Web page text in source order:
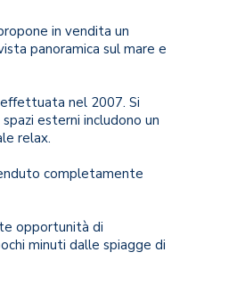
in vendita un
panoramica sul mare e
nel 2007. Si
esterni includono un
relax.
completamente
opportunità di
minuti dalle spiagge di